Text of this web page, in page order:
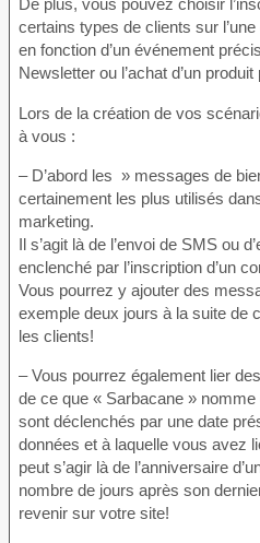
De plus, vous pouvez choisir
certains types de clients sur
en fonction d’un événement
Newsletter ou l’achat d’un produit
Lors de la création de vos
à vous :
– D’abord les » messages de
certainement les plus utilisés
marketing.
Il s’agit là de l’envoi de SMS ou
enclenché par l’inscription d’un
Vous pourrez y ajouter des
exemple deux jours à la suite de
les clients!
– Vous pourrez également lier
de ce que « Sarbacane »
sont déclenchés par une date
données et à laquelle vous avez
peut s’agir là de l’anniversaire
nombre de jours après son
revenir sur votre site!